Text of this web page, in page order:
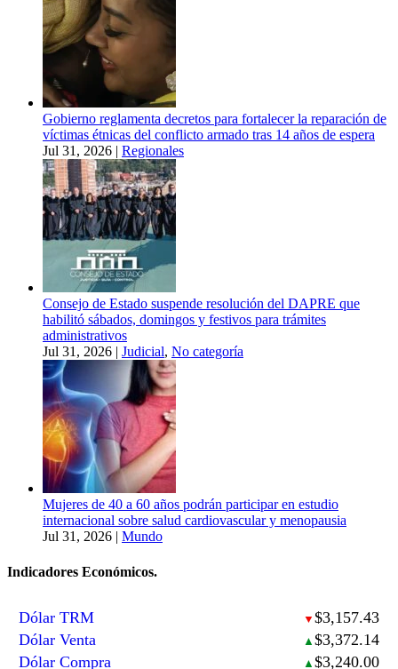
Gobierno reglamenta decretos para fortalecer la reparación de
víctimas étnicas del conflicto armado tras 14 años de espera
Jul 31, 2026 | Regionales
Consejo de Estado suspende resolución del DAPRE que
habilitó sábados, domingos y festivos para trámites
administrativos
Jul 31, 2026 | Judicial, No categoría
Mujeres de 40 a 60 años podrán participar en estudio
internacional sobre salud cardiovascular y menopausia
Jul 31, 2026 | Mundo
Indicadores Económicos.
Dólar TRM ▼ $3,157.43
Dólar Venta
▲ $3,372.14
Dólar Compra
▲ $3,240.00